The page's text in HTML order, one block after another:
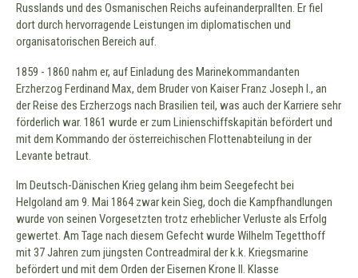
Russlands und des Osmanischen Reichs aufeinanderprallten. Er fiel
dort durch hervorragende Leistungen im diplomatischen und
organisatorischen Bereich auf.
1859 - 1860 nahm er, auf Einladung des Marinekommandanten
Erzherzog Ferdinand Max, dem Bruder von Kaiser Franz Joseph I., an
der Reise des Erzherzogs nach Brasilien teil, was auch der Karriere sehr
förderlich war. 1861 wurde er zum Linienschiffskapitän befördert und
mit dem Kommando der österreichischen Flottenabteilung in der
Levante betraut.
Im Deutsch-Dänischen Krieg gelang ihm beim Seegefecht bei
Helgoland am 9. Mai 1864 zwar kein Sieg, doch die Kampfhandlungen
wurde von seinen Vorgesetzten trotz erheblicher Verluste als Erfolg
gewertet. Am Tage nach diesem Gefecht wurde Wilhelm Tegetthoff
mit 37 Jahren zum jüngsten Contreadmiral der k.k. Kriegsmarine
befördert und mit dem Orden der Eisernen Krone II. Klasse